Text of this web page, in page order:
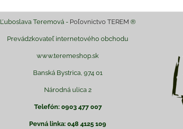
Ľuboslava Teremová - Poľovnictvo TEREM®
Prevádzkovateľ internetového obchodu
www.teremeshop.sk
Banská Bystrica, 974 01
Národná ulica 2
Telefón: 0903 477 007
Pevná linka: 048 4125 109